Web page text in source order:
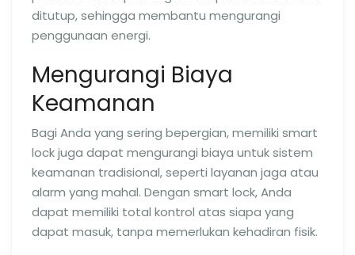
ditutup, sehingga membantu mengurangi
penggunaan energi.
Mengurangi Biaya
Keamanan
Bagi Anda yang sering bepergian, memiliki smart
lock juga dapat mengurangi biaya untuk sistem
keamanan tradisional, seperti layanan jaga atau
alarm yang mahal. Dengan smart lock, Anda
dapat memiliki total kontrol atas siapa yang
dapat masuk, tanpa memerlukan kehadiran fisik.